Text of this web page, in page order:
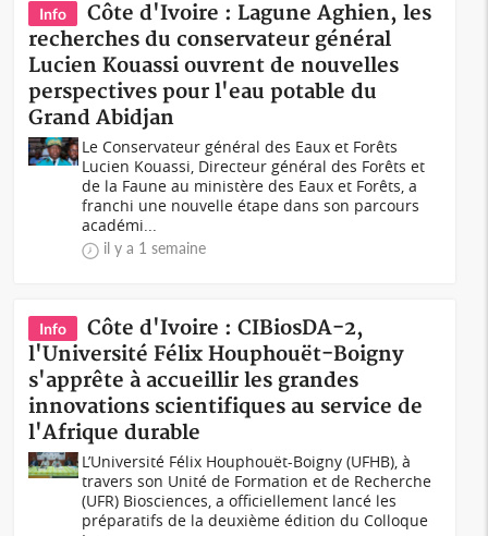
Info
Côte d'Ivoire : Lagune Aghien, les
recherches du conservateur général
Lucien Kouassi ouvrent de nouvelles
perspectives pour l'eau potable du
Grand Abidjan
Le Conservateur général des Eaux et Forêts
Lucien Kouassi, Directeur général des Forêts et
de la Faune au ministère des Eaux et Forêts, a
franchi une nouvelle étape dans son parcours
académi...
il y a 1 semaine
Info
Côte d'Ivoire : CIBiosDA-2,
l'Université Félix Houphouët-Boigny
s'apprête à accueillir les grandes
innovations scientifiques au service de
l'Afrique durable
L’Université Félix Houphouët-Boigny (UFHB), à
travers son Unité de Formation et de Recherche
(UFR) Biosciences, a officiellement lancé les
préparatifs de la deuxième édition du Colloque